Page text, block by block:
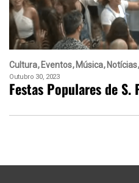
Cultura Eventos Música Notícias
Outubro 30, 2023
Festas Populares de